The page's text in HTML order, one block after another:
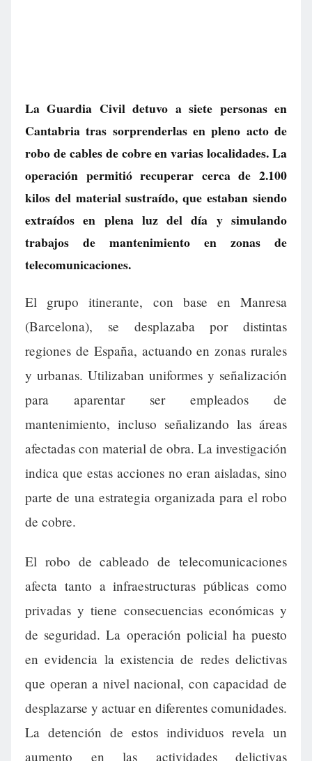
La Guardia Civil detuvo a siete personas en
Cantabria tras sorprenderlas en pleno acto de
robo de cables de cobre en varias localidades. La
operación permitió recuperar cerca de 2.100
kilos del material sustraído, que estaban siendo
extraídos en plena luz del día y simulando
trabajos de mantenimiento en zonas de
telecomunicaciones.
El grupo itinerante, con base en Manresa
(Barcelona), se desplazaba por distintas
regiones de España, actuando en zonas rurales
y urbanas. Utilizaban uniformes y señalización
para aparentar ser empleados de
mantenimiento, incluso señalizando las áreas
afectadas con material de obra. La investigación
indica que estas acciones no eran aisladas, sino
parte de una estrategia organizada para el robo
de cobre.
El robo de cableado de telecomunicaciones
afecta tanto a infraestructuras públicas como
privadas y tiene consecuencias económicas y
de seguridad. La operación policial ha puesto
en evidencia la existencia de redes delictivas
que operan a nivel nacional, con capacidad de
desplazarse y actuar en diferentes comunidades.
La detención de estos individuos revela un
aumento en las actividades delictivas